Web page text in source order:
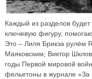
Каждый из разделов будет
ключевую фигуру,
Это – Лиля Брикза рулём
Маяковским; Виктор
годы Первой мировой
фельетоны в журнале «За